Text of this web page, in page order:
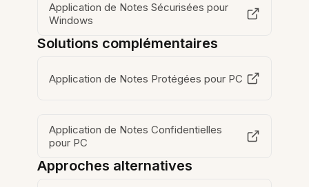
Application de Notes Sécurisées pour
Windows
Solutions complémentaires
Application de Notes Protégées pour PC
Application de Notes Confidentielles
pour PC
Approches alternatives